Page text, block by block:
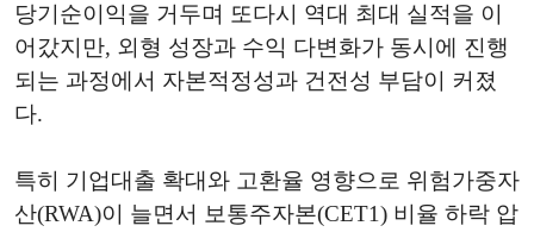
당기순이익을 거두며 또다시 역대 최대 실적을 이
어갔지만, 외형 성장과 수익 다변화가 동시에 진행
되는 과정에서 자본적정성과 건전성 부담이 커졌
다.
특히 기업대출 확대와 고환율 영향으로 위험가중자
산(RWA)이 늘면서 보통주자본(CET1) 비율 하락 압